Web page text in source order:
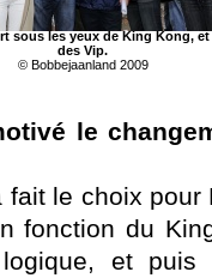
sous les yeux de King Kong,
des Vip.
© Bobbejaanland 2009
le
le choix
fonction du
et